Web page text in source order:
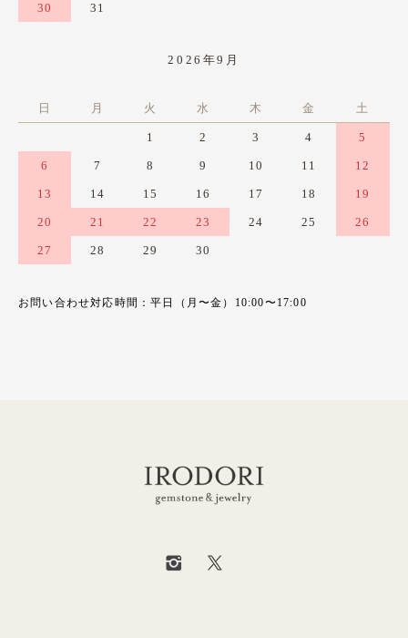
30 31
2026年9月
日 月 火 水 木 金 土
1 2 3 4 5
6 7 8 9 10 11 12
13 14 15 16 17 18 19
20 21 22 23 24 25 26
27 28 29 30
お問い合わせ対応時間：平日（月〜金）10:00〜17:00